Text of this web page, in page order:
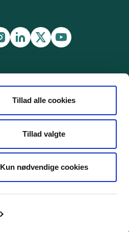
Tillad alle cookies
Tillad valgte
Kun nødvendige cookies